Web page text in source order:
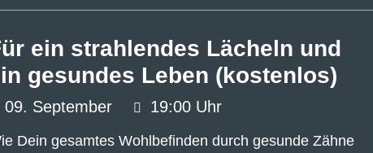
ein strahlendes Lächeln und
gesundes Leben (kostenlos)
09. September 19:00 Uhr
Dein gesamtes Wohlbefinden durch gesunde Zähne